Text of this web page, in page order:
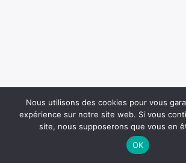
Nous utilisons des cookies pour vous
expérience sur notre site web. Si vous
site, nous supposerons que vous en
OK